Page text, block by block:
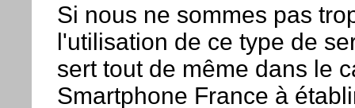
Si nous ne sommes pas
l'utilisation de ce type de
sert tout de même dans le
Smartphone France à